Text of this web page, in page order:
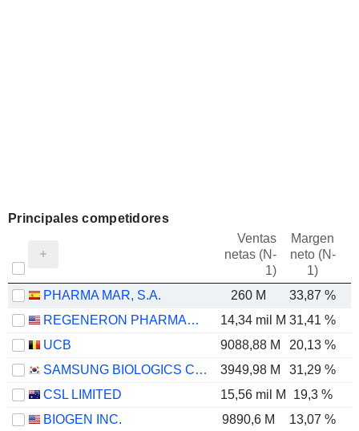
Principales competidores
Ventas
netas (N-
1)
Margen
neto (N-
1)
PHARMA MAR, S.A. 260 M 33,87 %
REGENERON PHARMACEUTICALS, INC.
14,34 mil M 31,41 %
UCB
9088,88 M 20,13 %
SAMSUNG BIOLOGICS CO.,LTD.
3949,98 M 31,29 %
CSL LIMITED
15,56 mil M 19,3 %
BIOGEN INC.
9890,6 M 13,07 %